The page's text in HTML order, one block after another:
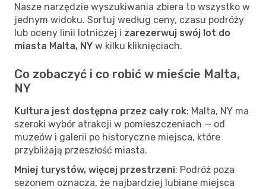
Nasze narzędzie wyszukiwania zbiera to wszystko w
jednym widoku. Sortuj według ceny, czasu podróży
lub oceny linii lotniczej i zarezerwuj swój lot do
miasta Malta, NY w kilku kliknięciach.
Co zobaczyć i co robić w mieście Malta,
NY
Kultura jest dostępna przez cały rok: Malta, NY ma
szeroki wybór atrakcji w pomieszczeniach — od
muzeów i galerii po historyczne miejsca, które
przybliżają przeszłość miasta.
Mniej turystów, więcej przestrzeni: Podróż poza
sezonem oznacza, że najbardziej lubiane miejsca